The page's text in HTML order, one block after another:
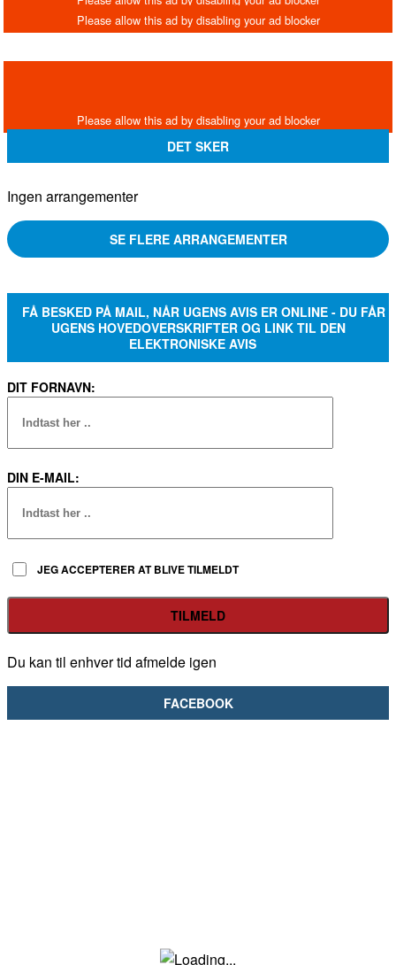
DET SKER
Ingen arrangementer
SE FLERE ARRANGEMENTER
FÅ BESKED PÅ MAIL, NÅR UGENS AVIS ER ONLINE - DU FÅR
UGENS HOVEDOVERSKRIFTER OG LINK TIL DEN
ELEKTRONISKE AVIS
DIT FORNAVN:
DIN E-MAIL:
JEG ACCEPTERER AT BLIVE TILMELDT
Du kan til enhver tid afmelde igen
FACEBOOK